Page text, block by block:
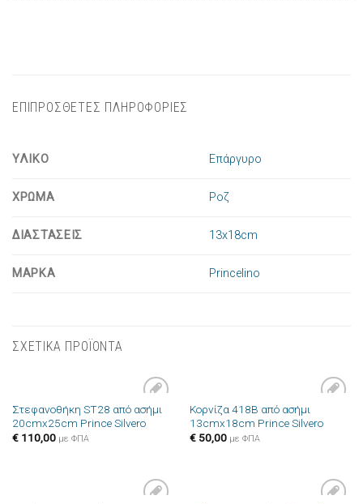
ΕΠΙΠΡΟΣΘΕΤΕΣ ΠΛΗΡΟΦΟΡΙΕΣ
ΥΛΙΚΟ Επάργυρο
ΧΡΩΜΑ Ροζ
ΔΙΑΣΤΑΣΕΙΣ 13x18cm
ΜΑΡΚΑ Princelino
ΣΧΕΤΙΚΑ ΠΡΟΪΟΝΤΑ
Πρόσθήκη
στην λίστα
Στεφανοθήκη ST28 από ασήμι
20cmx25cm Prince Silvero
€110,00 με ΦΠΑ
Πρόσθήκη
στην λίστα
Κορνίζα 418B από ασήμι
13cmx18cm Prince Silvero
€50,00 με ΦΠΑ